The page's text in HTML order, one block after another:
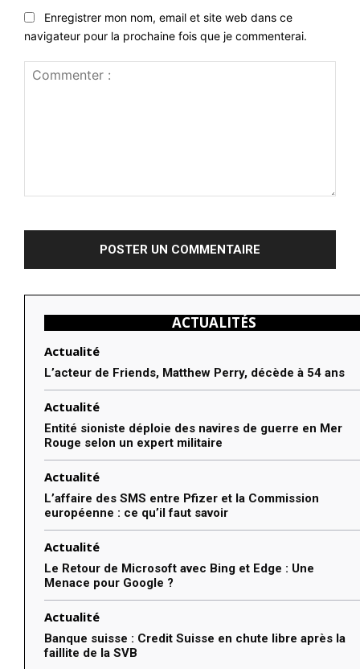
Enregistrer mon nom, email et site web dans ce
navigateur pour la prochaine fois que je commenterai.
ACTUALITÉS
Actualité
L’acteur de Friends, Matthew Perry, décède à 54 ans
Actualité
Entité sioniste déploie des navires de guerre en Mer
Rouge selon un expert militaire
Actualité
L’affaire des SMS entre Pfizer et la Commission
européenne : ce qu’il faut savoir
Actualité
Le Retour de Microsoft avec Bing et Edge : Une
Menace pour Google ?
Actualité
Banque suisse : Credit Suisse en chute libre après la
faillite de la SVB